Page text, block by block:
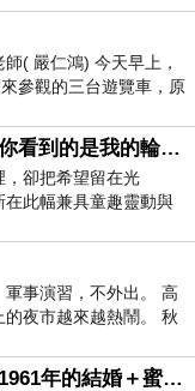
師( 嚴仁鴻) 今天早上，
參觀的三台遊覽車，原
下來，卻發
當代藝術家盧嵐新：你看到的是我的輪廓，還是你的故事？——藏在藍色裡的希望與光
卻把希望留在光
此幅兼具童趣靈動與
的羽翼般色塊包覆著
事演習，不外出。 高
夜市越來越熱鬧。 秋
。。。
AI「曼波女郎」葛蘭1961年的結婚＋蜜月旅行 #戀上老電影 #葛蘭 #粟子